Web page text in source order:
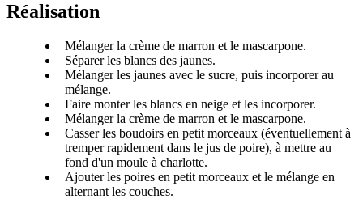
Réalisation
Mélanger la crème de marron et le mascarpone.
Séparer les blancs des jaunes.
Mélanger les jaunes avec le sucre, puis incorporer au
mélange.
Faire monter les blancs en neige et les incorporer.
Mélanger la crème de marron et le mascarpone.
Casser les boudoirs en petit morceaux (éventuellement à
tremper rapidement dans le jus de poire), à mettre au
fond d'un moule à charlotte.
Ajouter les poires en petit morceaux et le mélange en
alternant les couches.